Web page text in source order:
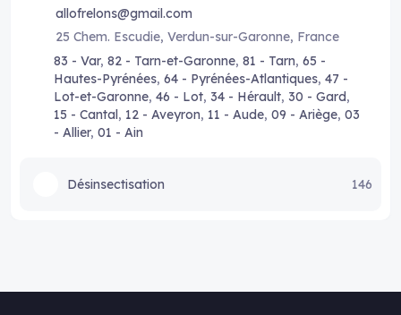
allofrelons@gmail.com
25 Chem. Escudie, Verdun-sur-Garonne, France
83 - Var, 82 - Tarn-et-Garonne, 81 - Tarn, 65 -
Hautes-Pyrénées, 64 - Pyrénées-Atlantiques, 47 -
Lot-et-Garonne, 46 - Lot, 34 - Hérault, 30 - Gard,
15 - Cantal, 12 - Aveyron, 11 - Aude, 09 - Ariège, 03
- Allier, 01 - Ain
Désinsectisation 146